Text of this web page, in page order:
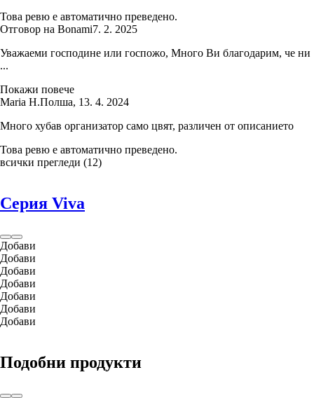
Това ревю е автоматично преведено.
Отговор на Bonami7. 2. 2025
Уважаеми господине или госпожо, Много Ви благодарим, че ни
...
Покажи повече
Maria H.Полша, 13. 4. 2024
Много хубав организатор само цвят, различен от описанието
Това ревю е автоматично преведено.
всички прегледи (12)
Серия Viva
Добави
Добави
Добави
Добави
Добави
Добави
Добави
Подобни продукти